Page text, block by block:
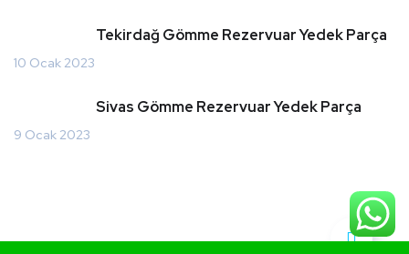
Tekirdağ Gömme Rezervuar Yedek Parça
10 Ocak 2023
Sivas Gömme Rezervuar Yedek Parça
9 Ocak 2023